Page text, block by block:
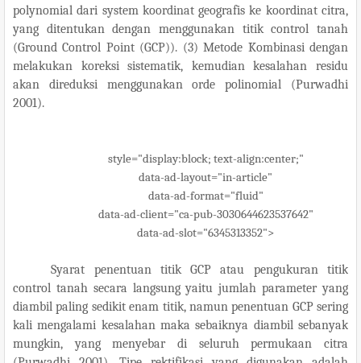
polynomial dari system koordinat geografis ke koordinat citra,
yang ditentukan dengan menggunakan titik control tanah
(Ground Control Point (GCP)). (3) Metode Kombinasi dengan
melakukan koreksi sistematik, kemudian kesalahan residu
akan direduksi menggunakan orde polinomial (Purwadhi
2001).
style="display:block; text-align:center;"
data-ad-layout="in-article"
data-ad-format="fluid"
data-ad-client="ca-pub-3030644623537642"
data-ad-slot="6345313352">
Syarat penentuan titik GCP atau pengukuran titik
control tanah secara langsung yaitu jumlah parameter yang
diambil paling sedikit enam titik, namun penentuan GCP sering
kali mengalami kesalahan maka sebaiknya diambil sebanyak
mungkin, yang menyebar di seluruh permukaan citra